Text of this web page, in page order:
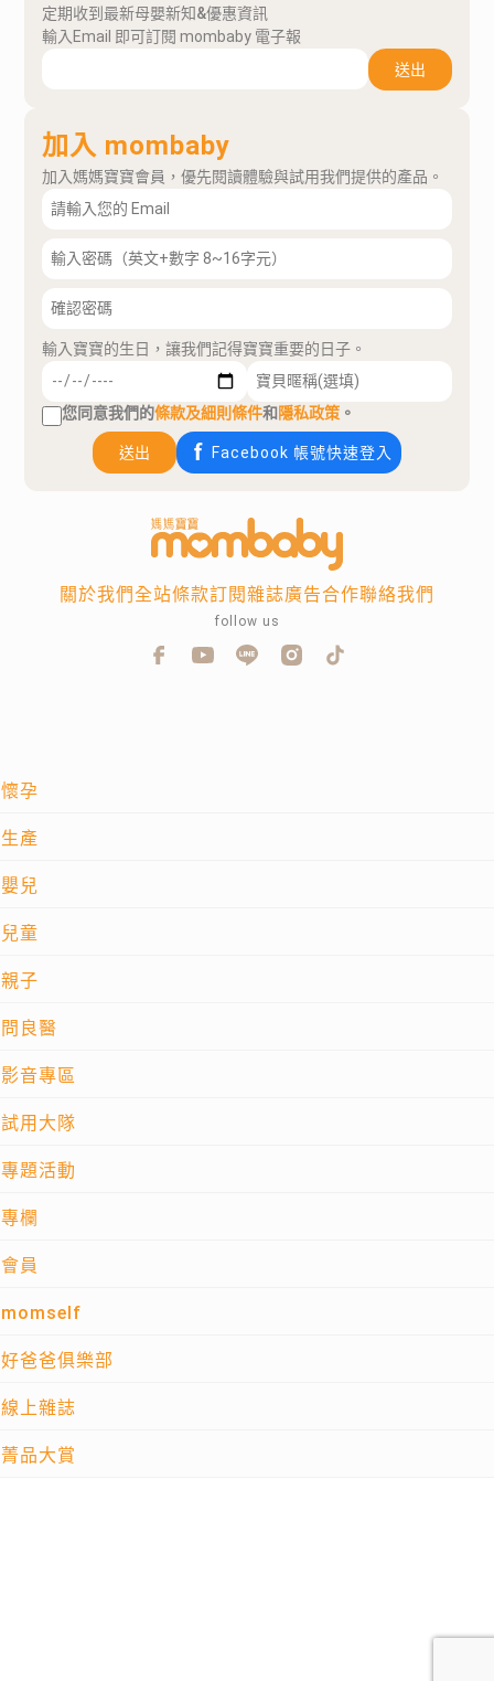
定期收到最新母嬰新知&優惠資訊
輸入Email 即可訂閱 mombaby 電子報
送出
加入 mombaby
加入媽媽寶寶會員，優先閱讀體驗與試用我們提供的產品。
輸入寶寶的生日，讓我們記得寶寶重要的日子。
您同意我們的條款及細則條件和隱私政策 。
送出 Facebook 帳號快速登入
懷孕
生產
嬰兒
兒童
親子
問良醫
影音專區
試用大隊
專題活動
專欄
會員
momself
好爸爸俱樂部
線上雜誌
菁品大賞
關於我們全站條款訂閱雜誌廣告合作聯絡我們
follow us